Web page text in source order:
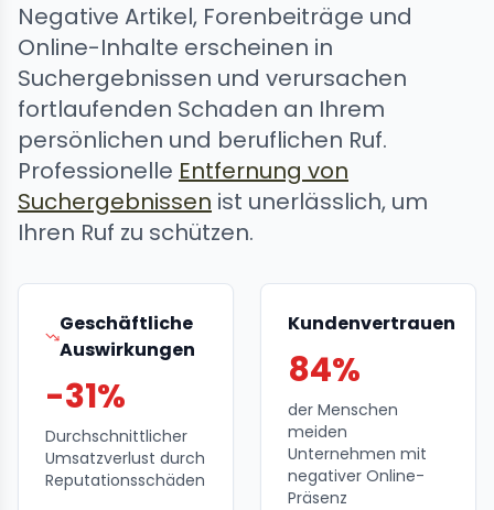
Negative Artikel, Forenbeiträge und
Online-Inhalte erscheinen in
Suchergebnissen und verursachen
fortlaufenden Schaden an Ihrem
persönlichen und beruflichen Ruf.
Professionelle Entfernung von
Suchergebnissen ist unerlässlich, um
Ihren Ruf zu schützen.
Geschäftliche
Auswirkungen
-31%
Durchschnittlicher
Umsatzverlust durch
Reputationsschäden
Kundenvertrauen
84%
der Menschen
meiden
Unternehmen mit
negativer Online-
Präsenz